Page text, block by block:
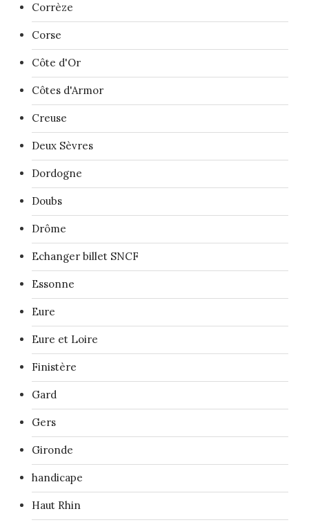
Corrèze
Corse
Côte d'Or
Côtes d'Armor
Creuse
Deux Sèvres
Dordogne
Doubs
Drôme
Echanger billet SNCF
Essonne
Eure
Eure et Loire
Finistère
Gard
Gers
Gironde
handicape
Haut Rhin